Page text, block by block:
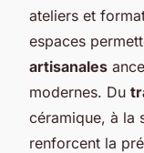
ateliers et
espaces
artisanales
modernes. Du
céramique, à la
renforcent la